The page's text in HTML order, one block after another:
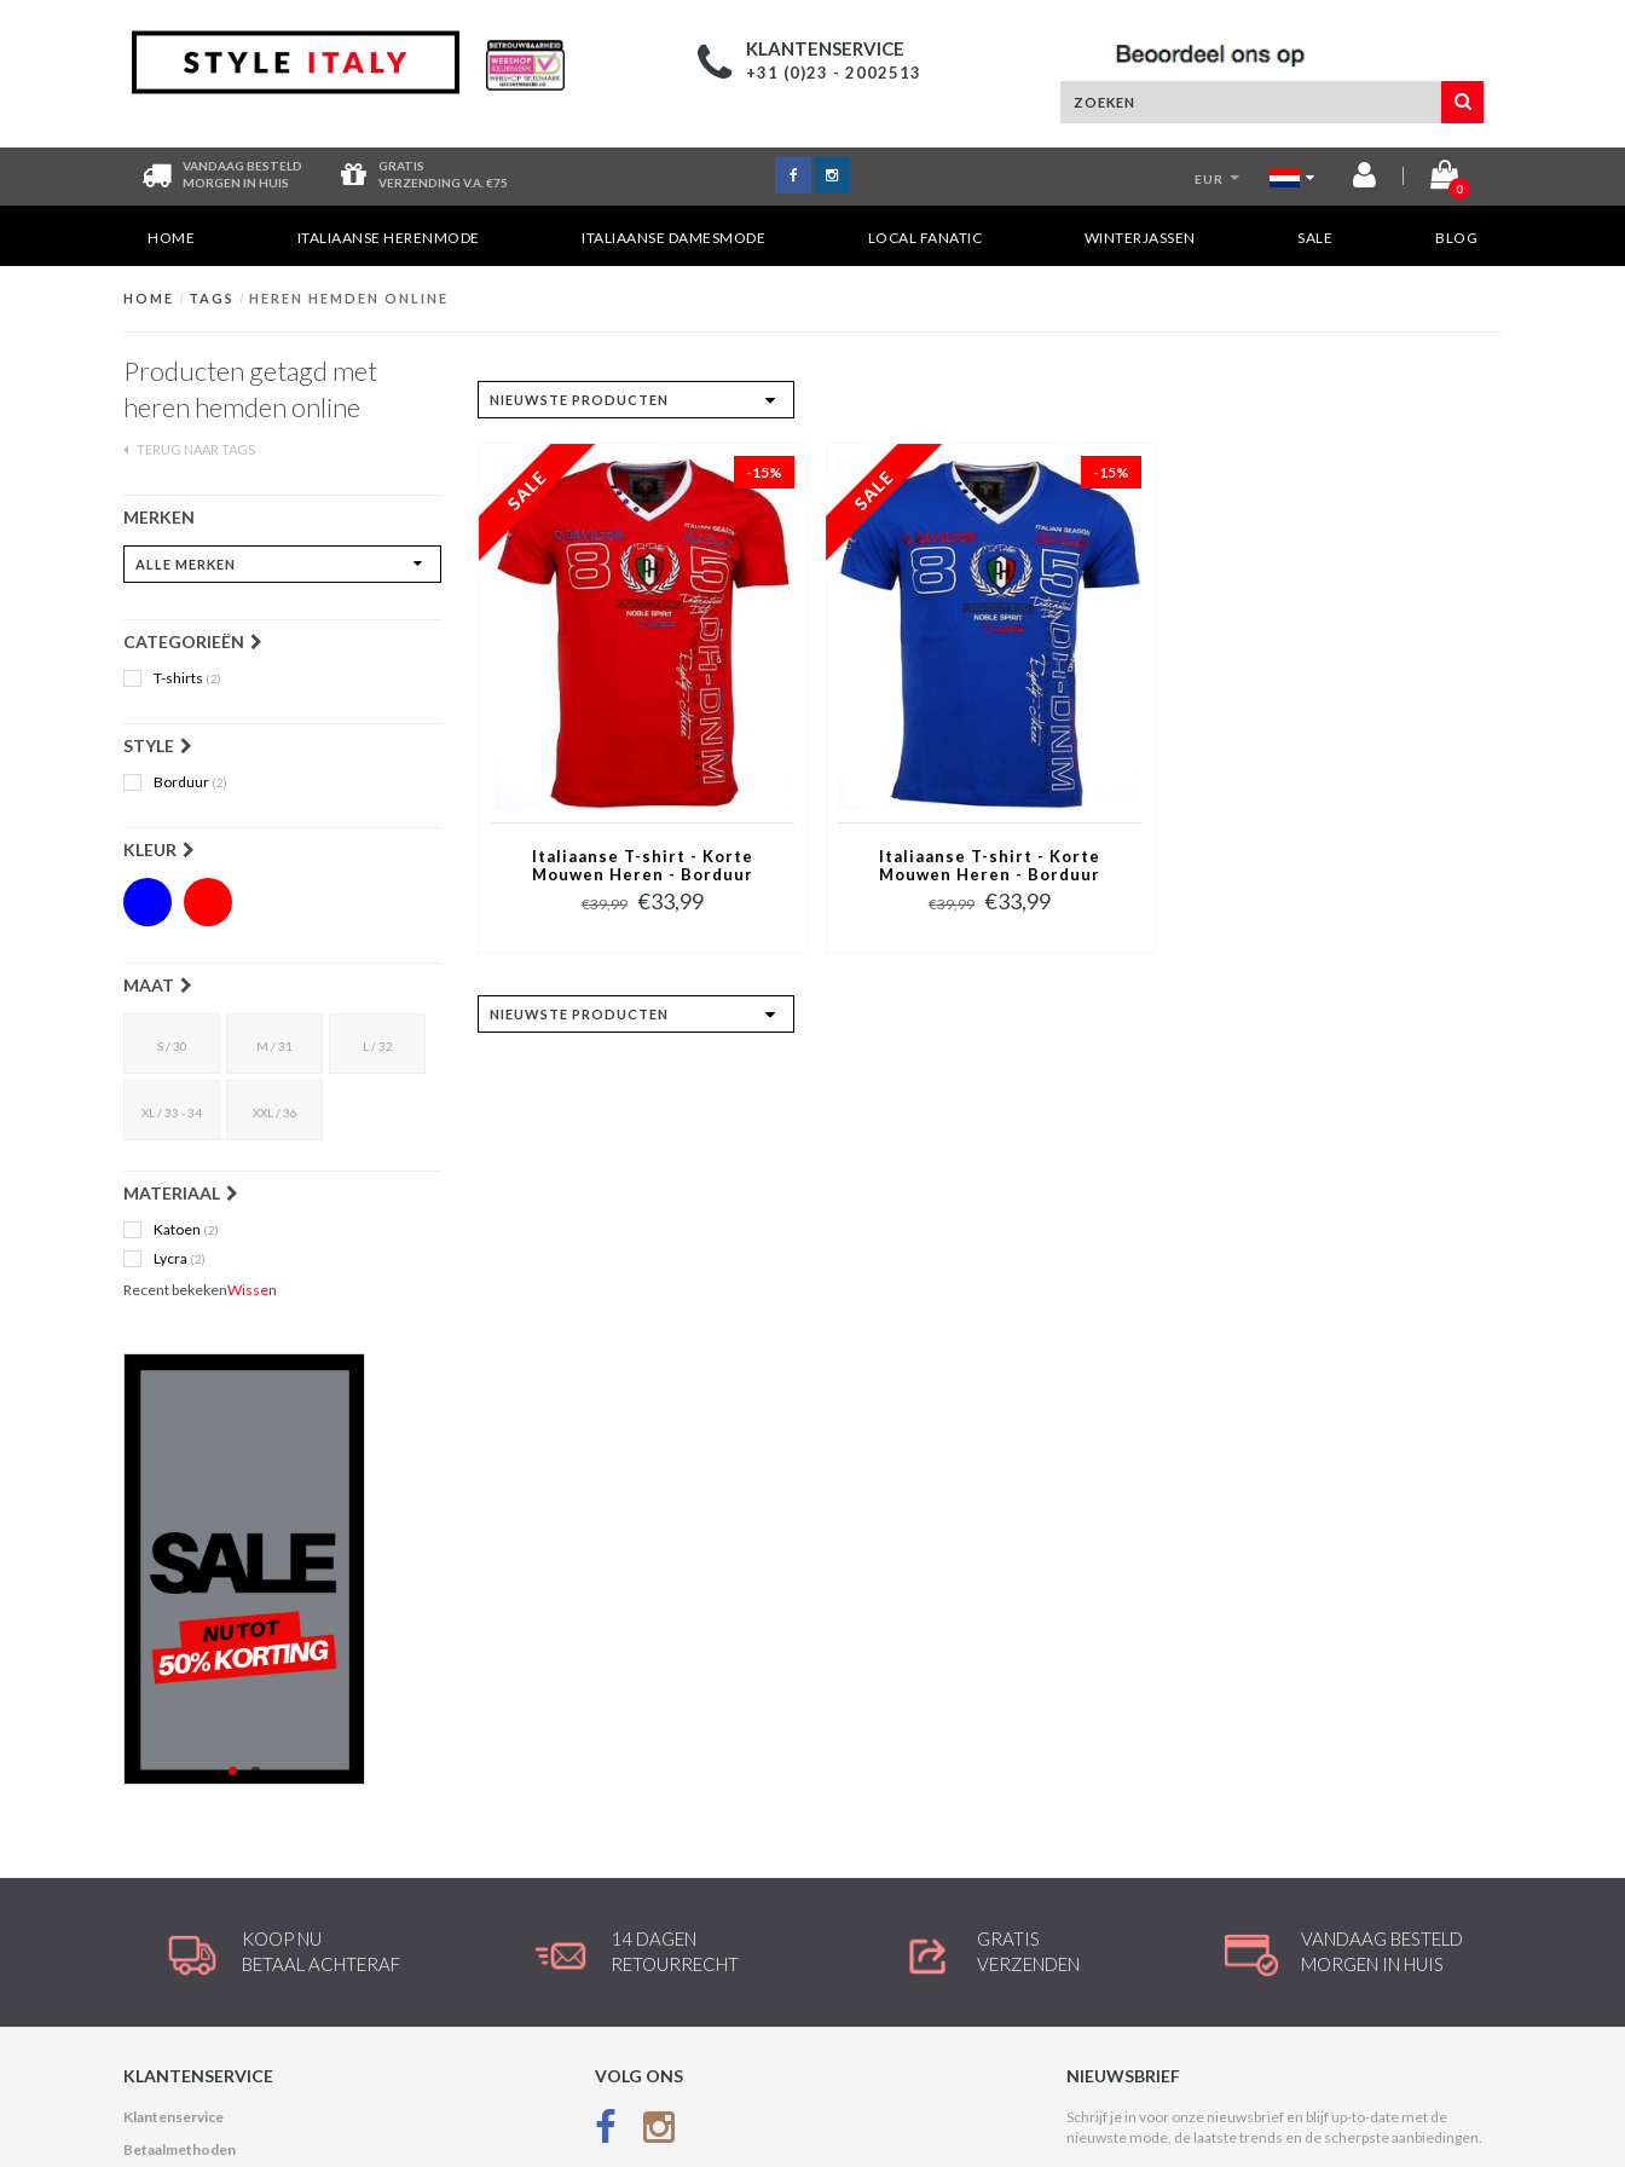
KLANTENSERVICE
+31 (0)23 - 2002513
VANDAAG BESTELD
MORGEN IN HUIS
GRATIS
VERZENDING V.A. €75
EUR
0
HOME ITALIAANSE HERENMODE ITALIAANSE DAMESMODE LOCAL FANATIC WINTERJASSEN SALE BLOG
HOME / TAGS / HEREN HEMDEN ONLINE
Producten getagd met
heren hemden online
TERUG NAAR TAGS
MERKEN
CATEGORIEËN
T-shirts (2)
STYLE
Borduur (2)
KLEUR
MAAT
S / 30 M / 31 L / 32
XL / 33 - 34 XXL / 36
MATERIAAL
Katoen (2)
Lycra (2)
Recent bekekenWissen
-15%
Italiaanse T-shirt - Korte
Mouwen Heren - Borduur
Automobile Club - Rood
€39,99 €33,99
-15%
Italiaanse T-shirt - Korte
Mouwen Heren - Borduur
Automobile Club - Blauw
€39,99 €33,99
KOOP NU
BETAAL ACHTERAF
14 DAGEN
RETOURRECHT
GRATIS
VERZENDEN
VANDAAG BESTELD
MORGEN IN HUIS
KLANTENSERVICE
Klantenservice
Betaalmethoden
VOLG ONS NIEUWSBRIEF
Schrijf je in voor onze nieuwsbrief en blijf up-to-date met de
nieuwste mode, de laatste trends en de scherpste aanbiedingen.